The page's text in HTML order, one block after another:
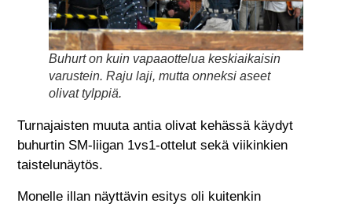
Buhurt on kuin vapaaottelua keskiaikaisin
varustein. Raju laji, mutta onneksi aseet
olivat tylppiä.
Turnajaisten muuta antia olivat kehässä käydyt
buhurtin SM-liigan 1vs1-ottelut sekä viikinkien
taistelunäytös.
Monelle illan näyttävin esitys oli kuitenkin